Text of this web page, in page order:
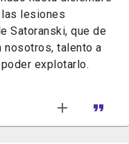
lesiones
Satoranski, que de
nosotros, talento a
explotarlo.